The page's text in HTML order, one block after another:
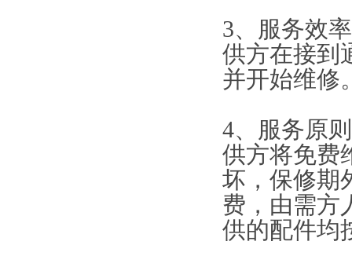
3、服务效
供方在接到
并开始维修
4、服务原
供方将免费
坏，保修期
费，由需方
供的配件均